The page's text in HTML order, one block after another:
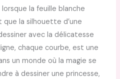
la feuille blanche
la silhouette d’une
avec la délicatesse
chaque courbe, est une
un monde où la magie se
à dessiner une princesse,